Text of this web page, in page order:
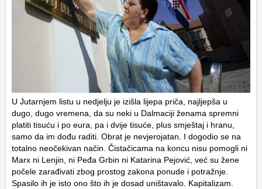
U Jutarnjem listu u nedjelju je izišla lijepa priča, najljepša u
dugo, dugo vremena, da su neki u Dalmaciji ženama spremni
platiti tisuću i po eura, pa i dvije tisuće, plus smještaj i hranu,
samo da im dođu raditi. Obrat je nevjerojatan. I dogodio se na
totalno neočekivan način. Čistačicama na koncu nisu pomogli ni
Marx ni Lenjin, ni Peđa Grbin ni Katarina Pejović, već su žene
počele zarađivati zbog prostog zakona ponude i potražnje.
Spasilo ih je isto ono što ih je dosad uništavalo. Kapitalizam.